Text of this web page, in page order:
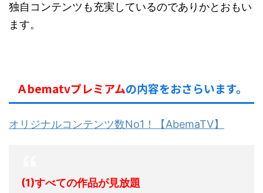
独自コンテンツも充実しているのでありかとおもい
ます。
Ａbematvプレミアムの内容をおさらいます。
オリジナルコンテンツ数No1！【AbemaTV】
(1)すべての作品が見放題